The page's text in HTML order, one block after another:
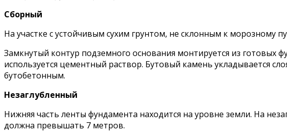
Сборный
На участке с устойчивым сухим грунтом, не склонным к морозному
Замкнутый контур подземного основания монтируется из готовых
используется цементный раствор. Бутовый камень укладывается
бутобетонным.
Незаглубленный
Нижняя часть ленты фундамента находится на уровне земли. На
должна превышать 7 метров.